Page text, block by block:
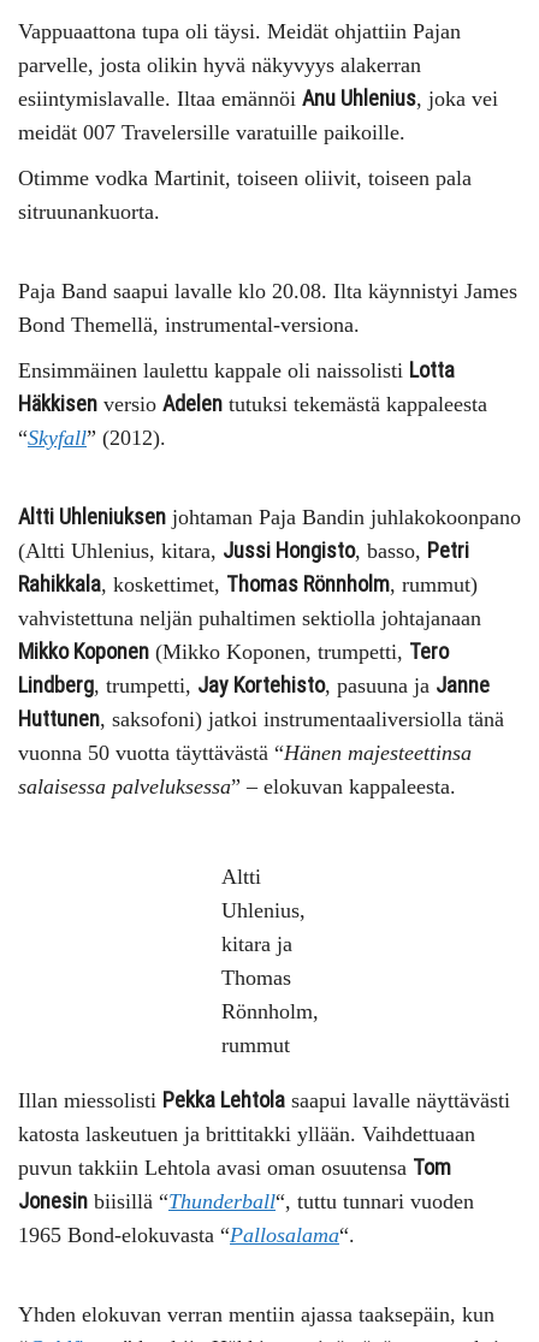
Vappuaattona tupa oli täysi. Meidät ohjattiin Pajan
parvelle, josta olikin hyvä näkyvyys alakerran
esiintymislavalle. Iltaa emännöi Anu Uhlenius, joka vei
meidät 007 Travelersille varatuille paikoille.
Otimme vodka Martinit, toiseen oliivit, toiseen pala
sitruunankuorta.
Paja Band saapui lavalle klo 20.08. Ilta käynnistyi James
Bond Themellä, instrumental-versiona.
Ensimmäinen laulettu kappale oli naissolisti Lotta
Häkkisen versio Adelen tutuksi tekemästä kappaleesta
“Skyfall” (2012).
Altti Uhleniuksen johtaman Paja Bandin juhlakokoonpano
(Altti Uhlenius, kitara, Jussi Hongisto, basso, Petri
Rahikkala, koskettimet, Thomas Rönnholm, rummut)
vahvistettuna neljän puhaltimen sektiolla johtajanaan
Mikko Koponen (Mikko Koponen, trumpetti, Tero
Lindberg, trumpetti, Jay Kortehisto, pasuuna ja Janne
Huttunen, saksofoni) jatkoi instrumentaaliversiolla tänä
vuonna 50 vuotta täyttävästä “Hänen majesteettinsa
salaisessa palveluksessa” – elokuvan kappaleesta.
Altti
Uhlenius,
kitara ja
Thomas
Rönnholm,
rummut
Illan miessolisti Pekka Lehtola saapui lavalle näyttävästi
katosta laskeutuen ja brittitakki yllään. Vaihdettuaan
puvun takkiin Lehtola avasi oman osuutensa Tom
Jonesin biisillä “Thunderball“, tuttu tunnari vuoden
1965 Bond-elokuvasta “Pallosalama“.
Yhden elokuvan verran mentiin ajassa taaksepäin, kun